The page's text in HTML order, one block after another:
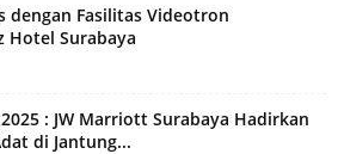
dengan Fasilitas Videotron
Hotel Surabaya
: JW Marriott Surabaya Hadirkan
di Jantung...